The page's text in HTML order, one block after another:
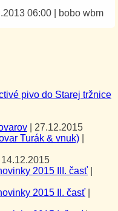
06:00
bobo wbm
pivo do Starej tržnice
27.12.2015
Turák & vnuk)
14.12.2015
2015 III. časť
2015 II. časť